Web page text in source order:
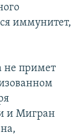
иммунитет,
не примет
и Мигран